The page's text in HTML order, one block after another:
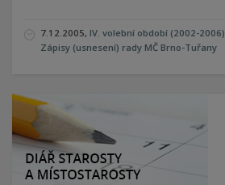
7.12.2005, IV. volební období (2002-2006)
Zápisy (usnesení) rady MČ Brno-Tuřany